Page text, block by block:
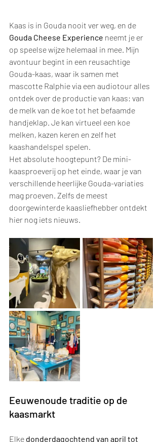
Kaas is in Gouda nooit ver weg, en de
Gouda Cheese Experience neemt je er
op speelse wijze helemaal in mee. Mijn
avontuur begint in een reusachtige
Gouda-kaas, waar ik samen met
mascotte Ralphie via een audiotour alles
ontdek over de productie van kaas: van
de melk van de koe tot het befaamde
handjeklap. Je kan virtueel een koe
melken, kazen keren en zelf het
kaashandelspel spelen.
Het absolute hoogtepunt? De mini-
kaasproeverij op het einde, waar je van
verschillende heerlijke Gouda-variaties
mag proeven. Zelfs de meest
doorgewinterde kaasliefhebber ontdekt
hier nog iets nieuws.
Eeuwenoude traditie op de
kaasmarkt
Elke donderdagochtend van april tot